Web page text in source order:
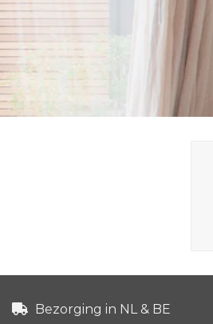
Bezorging in NL & BE